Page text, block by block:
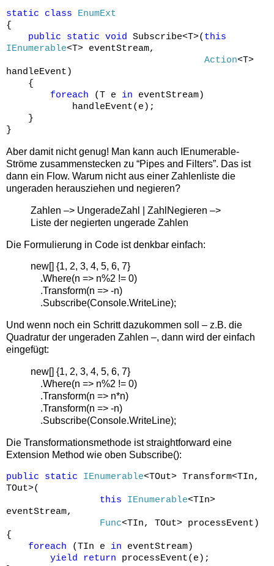
static class
EnumExt
{
public
static void Subscribe<T>( this
IEnumerable<T> eventStream,
Action<T>
handleEvent)
{
foreach (T e in eventStream)
handleEvent(e);
}
}
Aber damit nicht genug! Man kann auch IEnumerable-
Ströme zusammenstecken zu “Pipes and Filters”. Das ist
dann ein Flow. Warum nicht aus einer Zahlenliste die
ungeraden herausziehen und negieren?
Zahlen –> UngeradeZahl | ZahlNegieren –>
Liste der negierten ungerade Zahlen
Die Formulierung in Code ist denkbar einfach:
new[] {1, 2, 3, 4, 5, 6, 7}
.Where(n => n%2 != 0)
.Transform(n => -n)
.Subscribe(Console.WriteLine);
Und wenn noch ein Schritt dazukommen soll – z.B. die
Quadratur der ungeraden Zahlen –, dann wird der einfach
eingefügt:
new[] {1, 2, 3, 4, 5, 6, 7}
.Where(n => n%2 != 0)
.Transform(n => n*n)
.Transform(n => -n)
.Subscribe(Console.WriteLine);
Die Transformationsmethode ist straightforward eine
Extension Method wie oben Subscribe():
public static IEnumerable<TOut> Transform<TIn,
TOut>(
this
IEnumerable<TIn>
eventStream,
Func<TIn, TOut> processEvent)
{
foreach (TIn e in eventStream)
yield
return processEvent(e);